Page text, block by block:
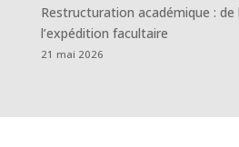
Restructuration académique : de
l’expédition facultaire
21 mai 2026